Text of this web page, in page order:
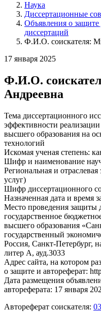
Наука
Диссертационные
Объявления о защите
диссертаций
Ф.И.О. соискателя:
17 января 2025
Ф.И.О.
Андреевна
Тема диссертационного
эффективности
высшего образования на
технологий
Искомая ученая степень:
Шифр и наименование
Региональная и
услуг)
Шифр диссертационного
Назначенная дата и время
Место проведения защиты
государственное
высшего образования
государственный
Россия, Санкт-Петербург,
литер А, ауд.3033
Адрес сайта, на котором
о защите и автореферат:
Дата размещения
автореферата: 17 января
Автореферат соискателя: